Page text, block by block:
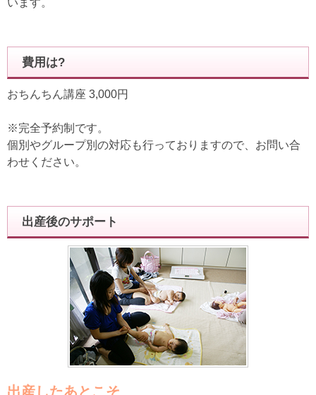
費用は?
おちんちん講座 3,000円
※完全予約制です。
個別やグループ別の対応も行っておりますので、お問い合
わせください。
出産後のサポート
出産したあとこそ